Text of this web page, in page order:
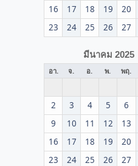
16
17 18 19 20
23
24 25 26 27
มีนาคม 2025
อา. จ. อ. พ. พฤ.
2
3 4 5 6
9
10 11 12 13
16
17 18 19 20
23
24 25 26 27